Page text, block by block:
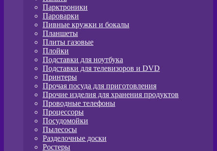
Парктроники
Пароварки
Пивные кружки и бокалы
Планшеты
Плиты газовые
Плойки
Подставки для ноутбука
Подставки для телевизоров и DVD
Принтеры
Прочая посуда для приготовления
Прочие изделия для хранения продуктов
Проводные телефоны
Процессоры
Посудомойки
Пылесосы
Разделочные доски
Ростеры